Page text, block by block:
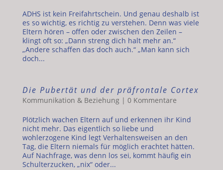
ADHS ist kein Freifahrtschein. Und genau deshalb ist
es so wichtig, es richtig zu verstehen. Denn was viele
Eltern hören – offen oder zwischen den Zeilen –
klingt oft so: „Dann streng dich halt mehr an.“
„Andere schaffen das doch auch.“ „Man kann sich
doch...
Die Pubertät und der präfrontale Cortex
Kommunikation & Beziehung| 0 Kommentare
Plötzlich wachen Eltern auf und erkennen ihr Kind
nicht mehr. Das eigentlich so liebe und
wohlerzogene Kind legt Verhaltensweisen an den
Tag, die Eltern niemals für möglich erachtet hätten.
Auf Nachfrage, was denn los sei, kommt häufig ein
Schulterzucken, „nix“ oder...